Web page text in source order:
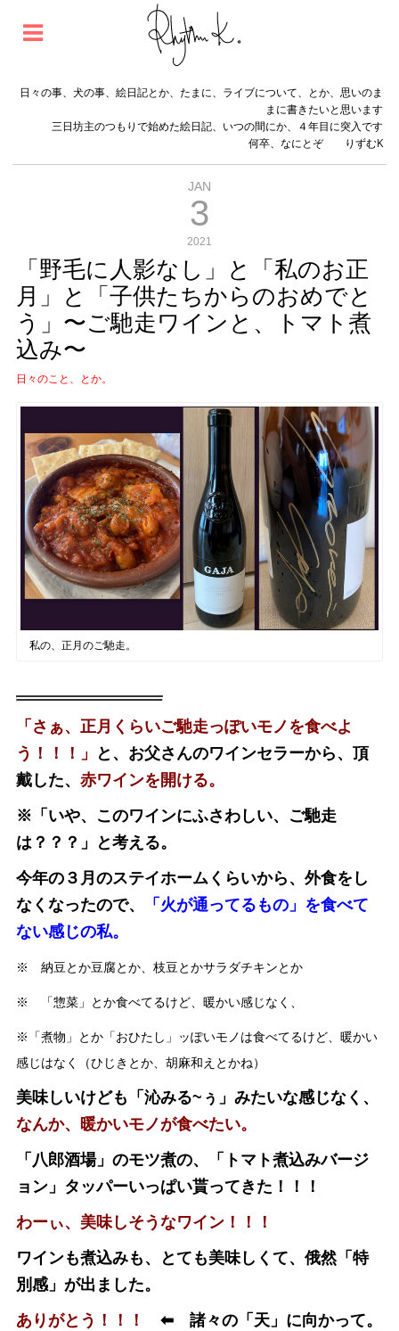
日々の事、犬の事、絵日記とか、たまに、ライブについて、とか、思いのま
まに書きたいと思います
三日坊主のつもりで始めた絵日記、いつの間にか、４年目に突入です
何卒、なにとぞ りずむK
JAN
3
2021
「野毛に人影なし」と「私のお正
月」と「子供たちからのおめでと
う」〜ご馳走ワインと、トマト煮
込み〜
日々のこと、とか。
私の、正月のご馳走。
「さぁ、正月くらいご馳走っぽいモノを食べよ
う！！！」
と、 お父さんのワインセラーから、頂
戴した、 赤ワインを開ける。
※「いや、このワインにふさわしい、ご馳走
は？？？」と考える。
今年の３月のステイホームくらいから、外食をし
なくなったので、
「火が通ってるもの」を食べて
ない感じの私。
※ 納豆とか豆腐とか、枝豆とかサラダチキンとか
※ 「惣菜」とか食べてるけど、暖かい感じなく、
※「煮物」とか「おひたし」ッぽいモノは食べてるけど、暖かい
感じはなく（ひじきとか、胡麻和えとかね）
美味しいけども「沁みる~ぅ」みたいな感じなく、
なんか、暖かいモノが食べたい。
「八郎酒場」のモツ煮の、「トマト煮込みバージ
ョン」タッパーいっぱい貰ってきた！！！
わーぃ、美味しそうなワイン！！！
ワインも煮込みも、とても美味しくて、俄然「特
別感」が出ました。
ありがとう！！！
⬅︎ 諸々の「天」に向かって。